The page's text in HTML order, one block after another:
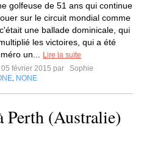
golfeuse de 51 ans qui continue
sur le circuit mondial comme
une ballade dominicale, qui
les victoires, qui a été
un...
Lire la suite
05 février 2015 par
Sophie
NONE
Perth (Australie)